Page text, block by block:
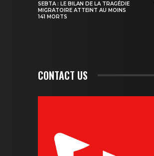
SEBTA : LE BILAN DE LA TRAGÉDIE
MIGRATOIRE ATTEINT AU MOINS
141 MORTS
CONTACT US